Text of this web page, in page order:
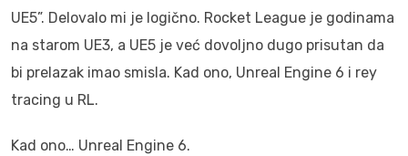
UE5”. Delovalo mi je logično. Rocket League je godinama
na starom UE3, a UE5 je već dovoljno dugo prisutan da
bi prelazak imao smisla. Kad ono, Unreal Engine 6 i rey
tracing u RL.
Kad ono… Unreal Engine 6.